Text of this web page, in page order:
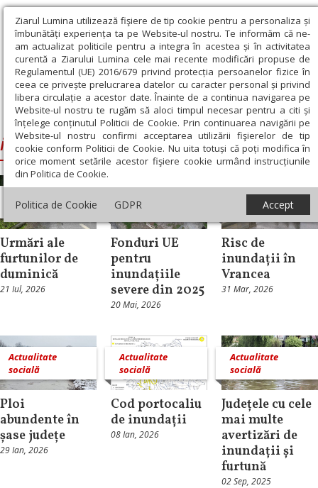
Ziarul Lumina utilizează fişiere de tip cookie pentru a personaliza și
îmbunătăți experiența ta pe Website-ul nostru. Te informăm că ne-
am actualizat politicile pentru a integra în acestea și în activitatea
curentă a Ziarului Lumina cele mai recente modificări propuse de
Regulamentul (UE) 2016/679 privind protecția persoanelor fizice în
ceea ce privește prelucrarea datelor cu caracter personal și privind
libera circulație a acestor date. Înainte de a continua navigarea pe
Website-ul nostru te rugăm să aloci timpul necesar pentru a citi și
înțelege conținutul Politicii de Cookie. Prin continuarea navigării pe
Website-ul nostru confirmi acceptarea utilizării fişierelor de tip
cookie conform Politicii de Cookie. Nu uita totuși că poți modifica în
orice moment setările acestor fişiere cookie urmând instrucțiunile
din Politica de Cookie.
Politica de Cookie GDPR Accept
Ziarul Lumina › inundaţii
inundaţii
socială
Urmări ale
furtunilor de
duminică
21 Iul, 2026
socială
Fonduri UE
pentru
inundațiile
severe din 2025
20 Mai, 2026
Actualitate
Risc de
inundații în
Vrancea
31 Mar, 2026
Actualitate
socială
Ploi
abundente în
șase județe
29 Ian, 2026
Actualitate
socială
Cod portocaliu
de inundații
08 Ian, 2026
Actualitate
socială
Județele cu cele
mai multe
avertizări de
inundații și
furtună
02 Sep, 2025